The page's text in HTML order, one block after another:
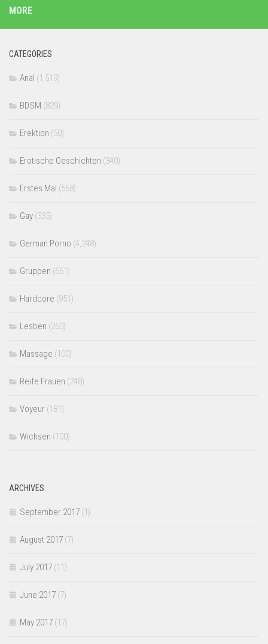
MORE
CATEGORIES
Anal (1,519)
BDSM (829)
Erektion (50)
Erotische Geschichten (340)
Erstes Mal (568)
Gay (335)
German Porno (4,248)
Gruppen (661)
Hardcore (951)
Lesben (260)
Massage (100)
Reife Frauen (248)
Voyeur (181)
Wichsen (100)
ARCHIVES
September 2017 (1)
August 2017 (7)
July 2017 (11)
June 2017 (7)
May 2017 (17)